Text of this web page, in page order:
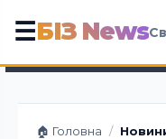
☰БІЗ News
🏠 Головна /